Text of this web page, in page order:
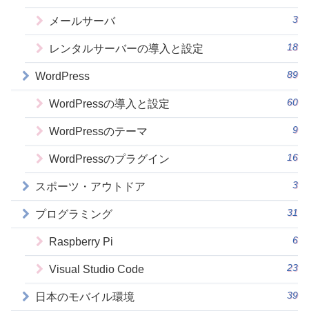
メールサーバ 3
レンタルサーバーの導入と設定 18
WordPress 89
WordPressの導入と設定 60
WordPressのテーマ 9
WordPressのプラグイン 16
スポーツ・アウトドア 3
プログラミング 31
Raspberry Pi 6
Visual Studio Code 23
日本のモバイル環境 39